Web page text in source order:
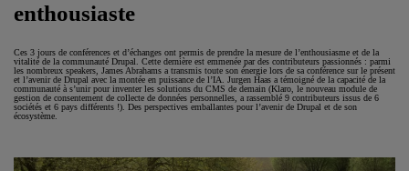
enthousiaste
Ces 3 jours de conférences et d’échanges ont permis de prendre la mesure de l’enthousiasme et de la
vitalité de la communauté Drupal. Cette dernière est emmenée par des contributeurs passionnés : parmi
les nombreux speakers, James Abrahams a transmis toute son énergie lors de sa conférence sur le présent
et l’avenir de Drupal avec la montée en puissance de l’IA. Jurgen Haas a témoigné de la capacité de la
communauté à s’unir pour inventer les solutions du CMS de demain (Klaro, le nouveau module de
gestion de consentement de collecte de données personnelles, a rassemblé 9 contributeurs issus de 6
sociétés et 6 pays différents !). Des perspectives emballantes pour l’avenir de Drupal et de son
écosystème.